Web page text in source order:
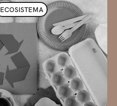
ECOSISTEMA